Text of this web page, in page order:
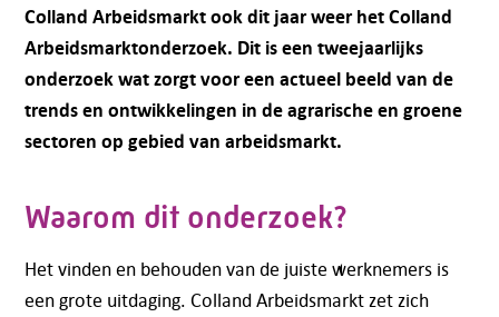
Colland Arbeidsmarkt ook dit jaar weer het Colland
Arbeidsmarktonderzoek. Dit is een tweejaarlijks
onderzoek wat zorgt voor een actueel beeld van de
trends en ontwikkelingen in de agrarische en groene
sectoren op gebied van arbeidsmarkt.
Waarom dit onderzoek?
Het vinden en behouden van de juiste werknemers is
een grote uitdaging. Colland Arbeidsmarkt zet zich